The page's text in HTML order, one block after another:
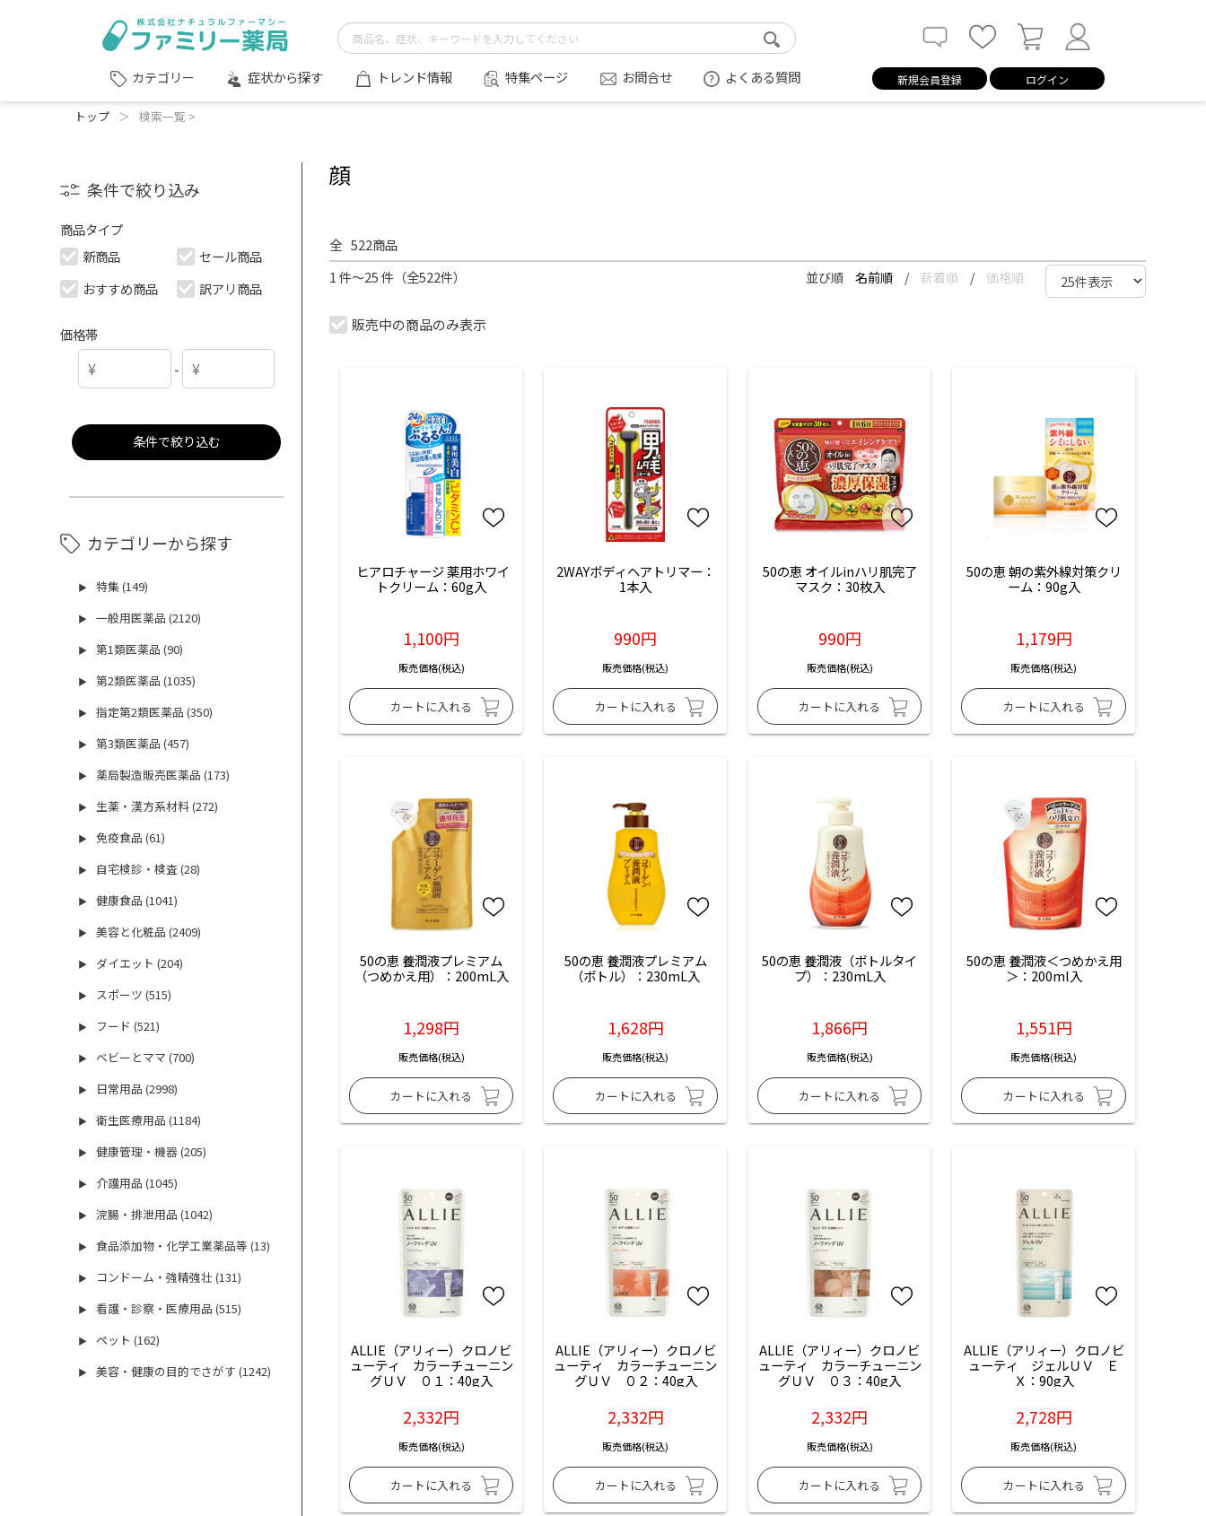
カテゴリー 症状から探す トレンド情報 特集ページ お問合せ よくある質問 新規会員登録 ログイン
トップ ＞ 検索一覧 >
条件で絞り込み
商品タイプ
新商品
セール商品
おすすめ商品
訳アリ商品
価格帯
-
条件で絞り込む
カテゴリーから探す
▶ 特集 (149)
▶ 一般用医薬品 (2120)
▶ 第1類医薬品 (90)
▶ 第2類医薬品 (1035)
▶ 指定第2類医薬品 (350)
▶ 第3類医薬品 (457)
▶ 薬局製造販売医薬品 (173)
▶ 生薬・漢方系材料 (272)
▶ 免疫食品 (61)
▶ 自宅検診・検査 (28)
▶ 健康食品 (1041)
▶ 美容と化粧品 (2409)
▶ ダイエット (204)
▶ スポーツ (515)
▶ フード (521)
▶ ベビーとママ (700)
▶ 日常用品 (2998)
▶ 衛生医療用品 (1184)
▶ 健康管理・機器 (205)
▶ 介護用品 (1045)
▶ 浣腸・排泄用品 (1042)
▶ 食品添加物・化学工業薬品等 (13)
▶ コンドーム・強精強壮 (131)
▶ 看護・診察・医療用品 (515)
▶ ペット (162)
▶ 美容・健康の目的でさがす (1242)
顔
全 522商品
1 件～25 件（全522件）
並び順 名前順 / 新着順 / 価格順
販売中の商品のみ表示
ヒアロチャージ 薬用ホワイ
トクリーム：60g入
1,100円
販売価格(税込)
2WAYボディヘアトリマー：
1本入
990円
販売価格(税込)
50の恵 オイルinハリ肌完了
マスク：30枚入
990円
販売価格(税込)
50の恵 朝の紫外線対策クリ
ーム：90g入
1,179円
販売価格(税込)
50の恵 養潤液プレミアム
（つめかえ用）：200mL入
1,298円
販売価格(税込)
50の恵 養潤液プレミアム
（ボトル）：230mL入
1,628円
販売価格(税込)
50の恵 養潤液（ボトルタイ
プ）：230mL入
1,866円
販売価格(税込)
50の恵 養潤液＜つめかえ用
＞：200ml入
1,551円
販売価格(税込)
ALLIE（アリィー）クロノビ
ューティ　カラーチューニン
グＵＶ　０１：40g入
2,332円
販売価格(税込)
ALLIE（アリィー）クロノビ
ューティ　カラーチューニン
グＵＶ　０２：40g入
2,332円
販売価格(税込)
ALLIE（アリィー）クロノビ
ューティ　カラーチューニン
グＵＶ　０３：40g入
2,332円
販売価格(税込)
ALLIE（アリィー）クロノビ
ューティ　ジェルＵＶ　Ｅ
Ｘ：90g入
2,728円
販売価格(税込)